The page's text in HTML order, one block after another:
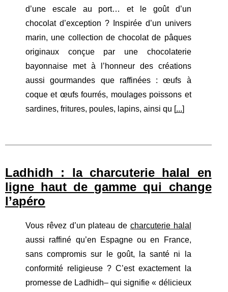
d’une escale au port… et le goût d’un
chocolat d’exception ? Inspirée d’un univers
marin, une collection de chocolat de pâques
originaux conçue par une chocolaterie
bayonnaise met à l’honneur des créations
aussi gourmandes que raffinées : œufs à
coque et œufs fourrés, moulages poissons et
sardines, fritures, poules, lapins, ainsi qu [...]
Ladhidh : la charcuterie halal en
ligne haut de gamme qui change
l’apéro
Vous rêvez d’un plateau de charcuterie halal
aussi raffiné qu’en Espagne ou en France,
sans compromis sur le goût, la santé ni la
conformité religieuse ? C’est exactement la
promesse de Ladhidh– qui signifie « délicieux